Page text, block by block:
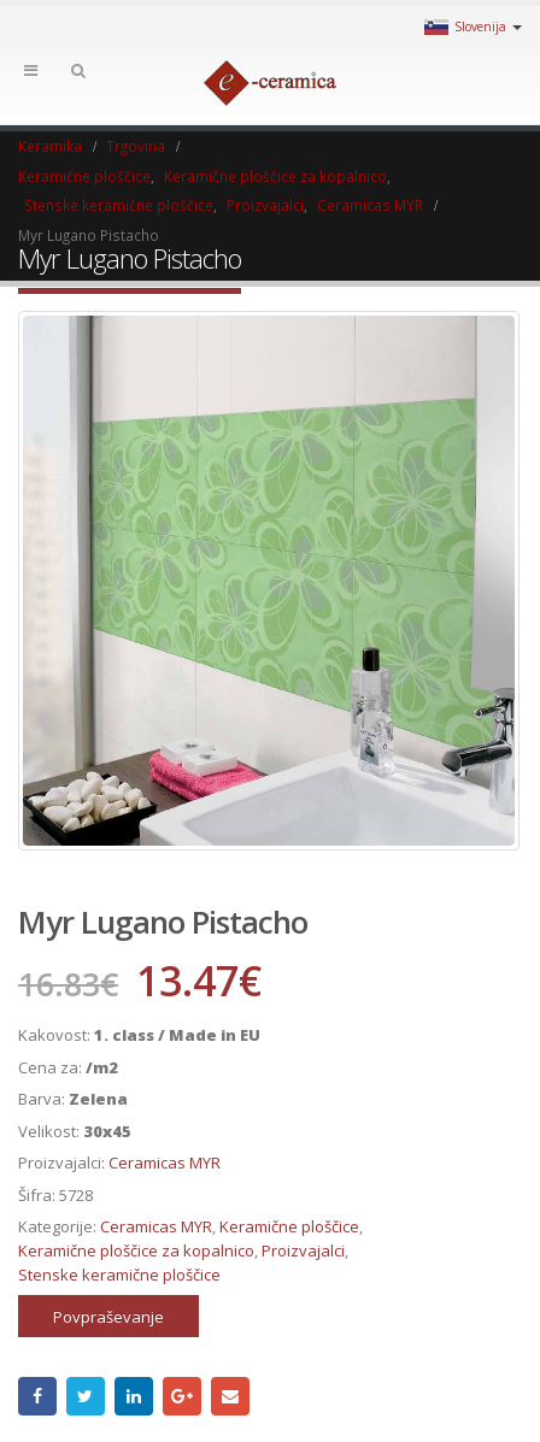
Slovenija
Keramika
Trgovina
Keramične ploščice
Keramične ploščice za kopalnico
Stenske keramične ploščice
Proizvajalci
Ceramicas MYR
Myr Lugano Pistacho
Myr Lugano Pistacho
Myr Lugano Pistacho
16.83€ 13.47€
Kakovost: 1. class / Made in EU
Cena za: /m2
Barva: Zelena
Velikost: 30x45
Proizvajalci: Ceramicas MYR
Šifra: 5728
Kategorije: Ceramicas MYR,Keramične ploščice,
Keramične ploščice za kopalnico,Proizvajalci,
Stenske keramične ploščice
Povpraševanje